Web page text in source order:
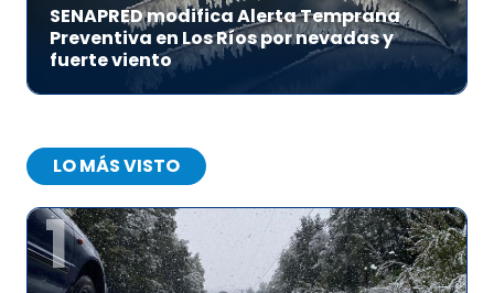
SENAPRED modifica Alerta Temprana
Preventiva en Los Ríos por nevadas y
fuerte viento
LO MÁS VISTO
1